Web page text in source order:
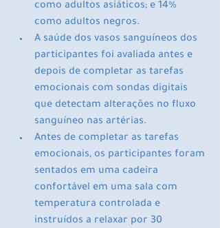
como adultos asiáticos; e 14%
como adultos negros.
A saúde dos vasos sanguíneos dos
participantes foi avaliada antes e
depois de completar as tarefas
emocionais com sondas digitais
que detectam alterações no fluxo
sanguíneo nas artérias.
Antes de completar as tarefas
emocionais, os participantes foram
sentados em uma cadeira
confortável em uma sala com
temperatura controlada e
instruídos a relaxar por 30